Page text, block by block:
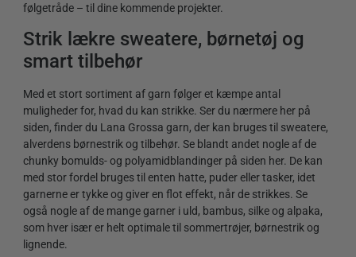
følgetråde – til dine kommende projekter.
Strik lækre sweatere, børnetøj og
smart tilbehør
Med et stort sortiment af garn følger et kæmpe antal
muligheder for, hvad du kan strikke. Ser du nærmere her på
siden, finder du Lana Grossa garn, der kan bruges til sweatere,
alverdens børnestrik og tilbehør. Se blandt andet nogle af de
chunky bomulds- og polyamidblandinger på siden her. De kan
med stor fordel bruges til enten hatte, puder eller tasker, idet
garnerne er tykke og giver en flot effekt, når de strikkes. Se
også nogle af de mange garner i uld, bambus, silke og alpaka,
som hver især er helt optimale til sommertrøjer, børnestrik og
lignende.